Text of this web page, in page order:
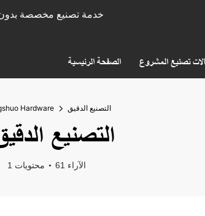
خدمة تصنيع مخصصة بدون
الصفحة الرئيسية تصنيع المشروع
Hardware التصنيع الدقيق
#التصنيع
1 محتويات 61 الآراء